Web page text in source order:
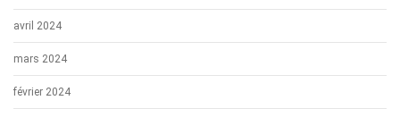
avril 2024
mars 2024
février 2024